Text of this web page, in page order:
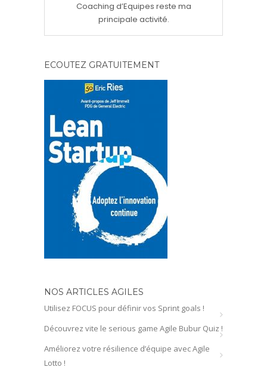
Coaching d’Equipes reste ma
principale activité.
ECOUTEZ GRATUITEMENT
NOS ARTICLES AGILES
Utilisez FOCUS pour définir vos Sprint goals !
Découvrez vite le serious game Agile Bubur Quiz !
Améliorez votre résilience d’équipe avec Agile
Lotto !